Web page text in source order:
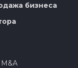
бизнеса